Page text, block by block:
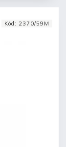
Kód: 2370/59M